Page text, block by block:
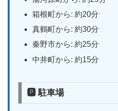
箱根町から: 約20分
真鶴町から: 約30分
秦野市から: 約25分
中井町から: 約15分
🅿 駐車場